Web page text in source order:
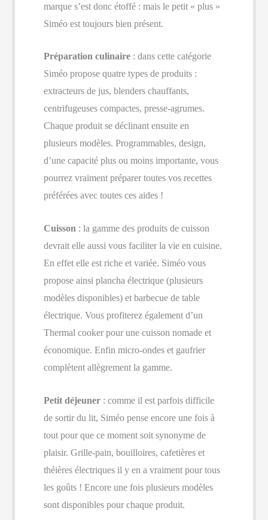
marque s’est donc étoffé : mais le petit « plus »
Siméo est toujours bien présent.
Préparation culinaire : dans cette catégorie
Siméo propose quatre types de produits :
extracteurs de jus, blenders chauffants,
centrifugeuses compactes, presse-agrumes.
Chaque produit se déclinant ensuite en
plusieurs modèles. Programmables, design,
d’une capacité plus ou moins importante, vous
pourrez vraiment préparer toutes vos recettes
préférées avec toutes ces aides !
Cuisson : la gamme des produits de cuisson
devrait elle aussi vous faciliter la vie en cuisine.
En effet elle est riche et variée. Siméo vous
propose ainsi plancha électrique (plusieurs
modèles disponibles) et barbecue de table
électrique. Vous profiterez également d’un
Thermal cooker pour une cuisson nomade et
économique. Enfin micro-ondes et gaufrier
complètent allègrement la gamme.
Petit déjeuner : comme il est parfois difficile
de sortir du lit, Siméo pense encore une fois à
tout pour que ce moment soit synonyme de
plaisir. Grille-pain, bouilloires, cafetières et
théières électriques il y en a vraiment pour tous
les goûts ! Encore une fois plusieurs modèles
sont disponibles pour chaque produit.